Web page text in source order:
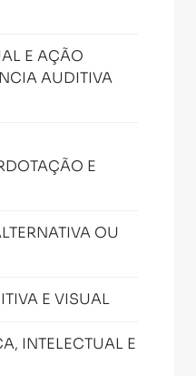
E AÇÃO
AUDITIVA
E
OU
E VISUAL
INTELECTUAL E